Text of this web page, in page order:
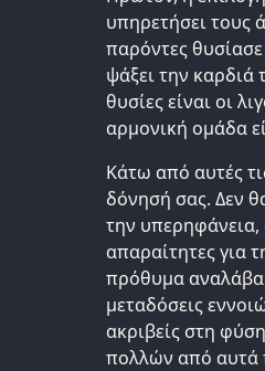
υπηρετήσει τους
παρόντες
ψάξει την καρδιά
θυσίες είναι οι
αρμονική ομάδα
Κάτω από αυτές
δόνησή σας. Δεν
την υπερηφάνεια,
απαραίτητες για
πρόθυμα
μεταδόσεις
ακριβείς στη
πολλών από αυτά